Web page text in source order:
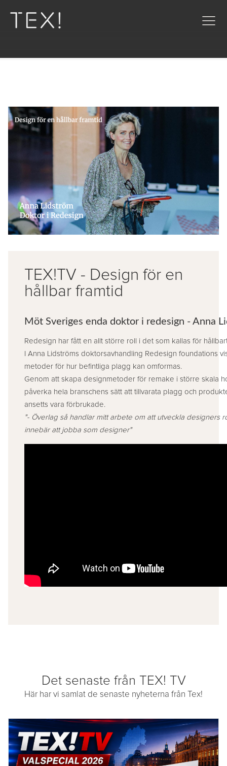
TEX!TV - Design för en
hållbar framtid
Möt Sveriges enda doktor i redesign - Anna
Redesign har fått en allt större roll i det som kallas för
I Anna Lidströms doktorsavhandling Redesign foundations
metoder för hur befintliga plagg kan omformas.
Genom att skapa designmetoder för remake i större skala
påverka hela branschens sätt att tillvarata plagg och
ansetts vara förbrukade.
"- Överlag så handlar mitt arbete om att utveckla designers
innebär att jobba som designer"
Det senaste från TEX! TV
Här har vi samlat de senaste nyheterna från Tex!